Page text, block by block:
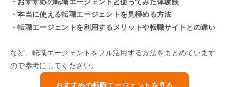
・おすすめの転職エージェントと使ってみた体験談
・本当に使える転職エージェントを見極める方法
・転職エージェントを利用するメリットや転職サイトとの違い
など、転職エージェントをフル活用する方法をまとめています
ので参考にしてください。